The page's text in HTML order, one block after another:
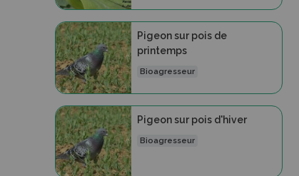
Pigeon sur pois de
printemps
Bioagresseur
Pigeon sur pois d'hiver
Bioagresseur